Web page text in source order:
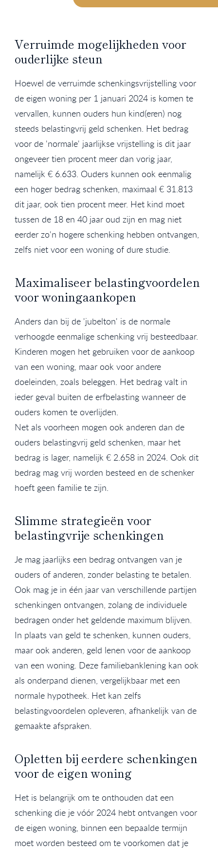
Verruimde mogelijkheden voor
ouderlijke steun
Hoewel de verruimde schenkingsvrijstelling voor
de eigen woning per 1 januari 2024 is komen te
vervallen, kunnen ouders hun kind(eren) nog
steeds belastingvrij geld schenken. Het bedrag
voor de 'normale' jaarlijkse vrijstelling is dit jaar
ongeveer tien procent meer dan vorig jaar,
namelijk € 6.633. Ouders kunnen ook eenmalig
een hoger bedrag schenken, maximaal € 31.813
dit jaar, ook tien procent meer. Het kind moet
tussen de 18 en 40 jaar oud zijn en mag niet
eerder zo'n hogere schenking hebben ontvangen,
zelfs niet voor een woning of dure studie.
Maximaliseer belastingvoordelen
voor woningaankopen
Anders dan bij de 'jubelton' is de normale
verhoogde eenmalige schenking vrij besteedbaar.
Kinderen mogen het gebruiken voor de aankoop
van een woning, maar ook voor andere
doeleinden, zoals beleggen. Het bedrag valt in
ieder geval buiten de erfbelasting wanneer de
ouders komen te overlijden.
Net als voorheen mogen ook anderen dan de
ouders belastingvrij geld schenken, maar het
bedrag is lager, namelijk € 2.658 in 2024. Ook dit
bedrag mag vrij worden besteed en de schenker
hoeft geen familie te zijn.
Slimme strategieën voor
belastingvrije schenkingen
Je mag jaarlijks een bedrag ontvangen van je
ouders of anderen, zonder belasting te betalen.
Ook mag je in één jaar van verschillende partijen
schenkingen ontvangen, zolang de individuele
bedragen onder het geldende maximum blijven.
In plaats van geld te schenken, kunnen ouders,
maar ook anderen, geld lenen voor de aankoop
van een woning. Deze familiebanklening kan ook
als onderpand dienen, vergelijkbaar met een
normale hypotheek. Het kan zelfs
belastingvoordelen opleveren, afhankelijk van de
gemaakte afspraken.
Opletten bij eerdere schenkingen
voor de eigen woning
Het is belangrijk om te onthouden dat een
schenking die je vóór 2024 hebt ontvangen voor
de eigen woning, binnen een bepaalde termijn
moet worden besteed om te voorkomen dat je